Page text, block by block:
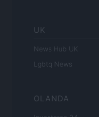
UK
News Hub UK
Lgbtq News
OLANDA